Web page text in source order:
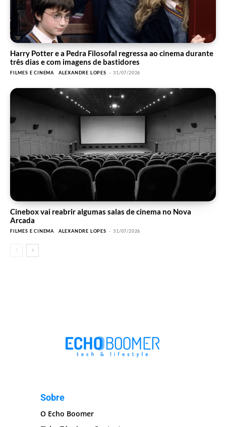
Harry Potter e a Pedra Filosofal regressa ao cinema durante
três dias e com imagens de bastidores
FILMES E CINEMA ALEXANDRE LOPES - 31/07/2026
Cinebox vai reabrir algumas salas de cinema no Nova
Arcada
FILMES E CINEMA ALEXANDRE LOPES - 31/07/2026
Sobre
O Echo Boomer